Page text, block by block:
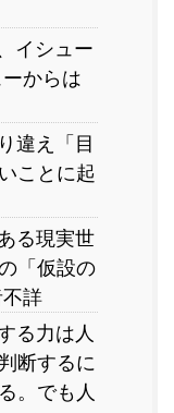
イシュー
からは
違え「目
ことに起
る現実世
「仮設の
詳
る力は人
断するに
。でも人